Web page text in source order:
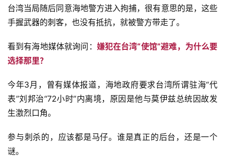
台湾当局随后同意海地警方进入拘捕，很有意思的是，这些
手握武器的刺客，也没有抵抗，就被警方带走了。
看到有海地媒体就询问： 嫌犯在台湾“使馆”避难，为什么要
选择那里？
今年3月，曾有媒体报道，海地政府要求台湾所谓驻海“代
表”刘邦治“72小时”内离境，原因是他与莫伊兹总统因故发
生激烈口角。
参与刺杀的，应该都是马仔。谁是真正的后台，还是一个
谜。